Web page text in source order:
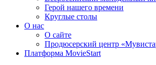
Герой нашего времени
Круглые столы
О нас
О сайте
Продюсерский центр
Платформа MovieStart